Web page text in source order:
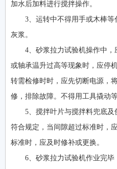
加水后加料进行搅拌操作。
3、运转中不得用手或木棒
灰浆。
4、砂浆拉力试验机操作中
或轴承温升过高等现象时，应停
转需检修时时，应先切断电源，
修，排除故障。不得用工具撬动
5、搅拌叶片与搅拌料兜底
符合规定，当间隙超过标准时，
标准时，应及时修补或更换。
6、砂浆拉力试验机作业完